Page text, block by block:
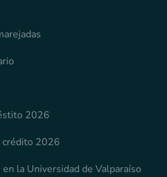
2026
crédito 2026
en la Universidad de Valparaíso